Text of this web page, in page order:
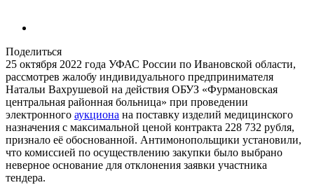
Поделиться
25 октября 2022 года УФАС России по Ивановской области,
рассмотрев жалобу индивидуального предпринимателя
Натальи Вахрушевой на действия ОБУЗ «Фурмановская
центральная районная больница» при проведении
электронного аукциона на поставку изделий медицинского
назначения с максимальной ценой контракта 228 732 рубля,
признало её обоснованной. Антимонопольщики установили,
что комиссией по осуществлению закупки было выбрано
неверное основание для отклонения заявки участника
тендера.